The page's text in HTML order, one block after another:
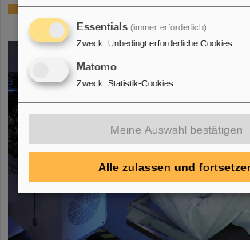
25 Jahre Tumortherapie: Präzise
gegen den Krebs
Essentials (immer erforderlich)
Zweck: Unbedingt erforderliche Cookies
Matomo
Zweck: Statistik-Cookies
Meine Auswahl bestätigen
Alle zulassen und